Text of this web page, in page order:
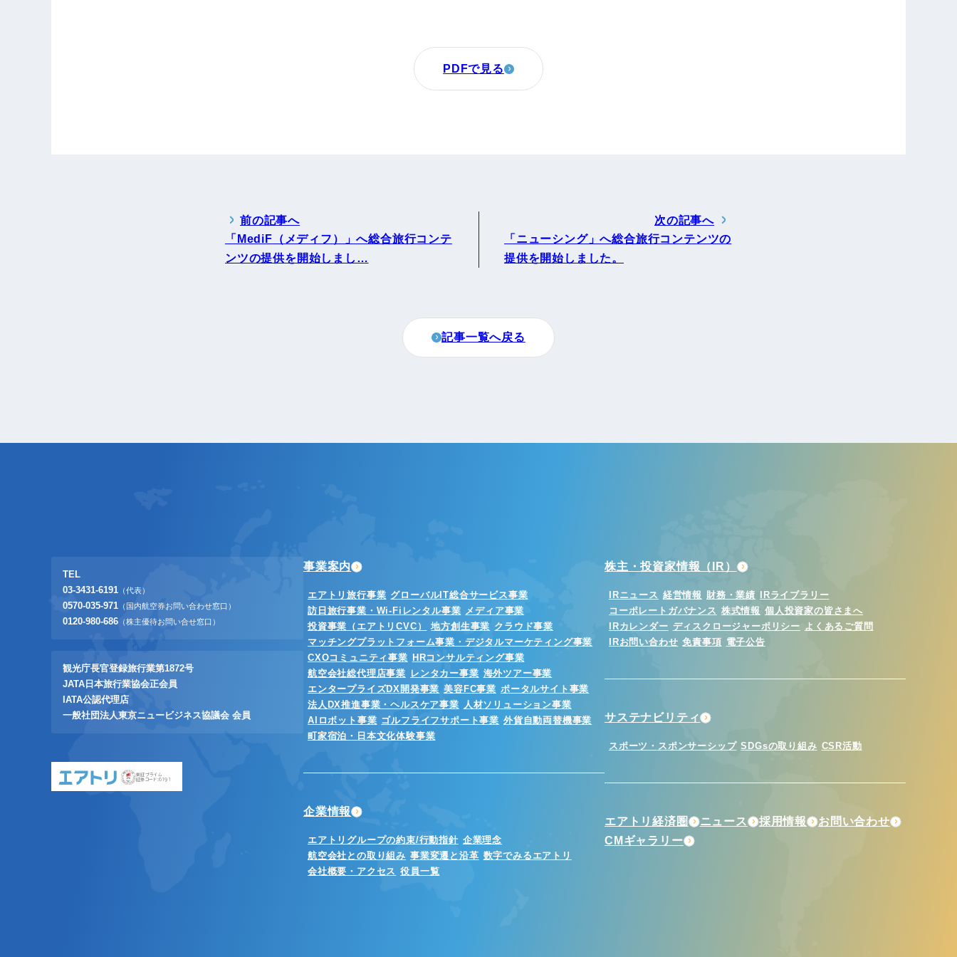
PDFで見る
前の記事へ
「MediF（メディフ）」へ総合旅行コンテ
ンツの提供を開始しまし…
次の記事へ
「ニューシング」へ総合旅行コンテンツの
提供を開始しました。
記事一覧へ戻る
TEL
03-3431-6191 （代表）
0570-035-971 （国内航空券お問い合わせ窓口）
0120-980-686 （株主優待お問い合せ窓口）
観光庁長官登録旅行業第1872号
JATA日本旅行業協会正会員
IATA公認代理店
一般社団法人東京ニュービジネス協議会 会員
東証プライム
証券コード:6191
事業案内
エアトリ旅行事業 グローバルIT総合サービス事業
訪日旅行事業・Wi-Fiレンタル事業 メディア事業
投資事業（エアトリCVC）
地方創生事業 クラウド事業
マッチングプラットフォーム事業・デジタルマーケティング事業
CXOコミュニティ事業 HRコンサルティング事業
航空会社総代理店事業 レンタカー事業 海外ツアー事業
エンタープライズDX開発事業 美容FC事業 ポータルサイト事業
法人DX推進事業・ヘルスケア事業 人材ソリューション事業
AIロボット事業 ゴルフライフサポート事業 外貨自動両替機事業
町家宿泊・日本文化体験事業
企業情報
エアトリグループの約束/行動指針 企業理念
航空会社との取り組み 事業変遷と沿革 数字でみるエアトリ
会社概要・アクセス 役員一覧
株主・投資家情報（IR）
IRニュース 経営情報 財務・業績
IRライブラリー
コーポレートガバナンス 株式情報 個人投資家の皆さまへ
IRカレンダー ディスクロージャーポリシー よくあるご質問
IRお問い合わせ 免責事項 電子公告
サステナビリティ
スポーツ・スポンサーシップ SDGsの取り組み CSR活動
エアトリ経済圏 ニュース 採用情報
お問い合わせ
CMギャラリー